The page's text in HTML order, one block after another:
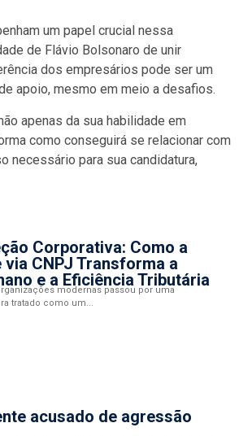
um papel crucial nessa
de Flávio Bolsonaro de unir
dos empresários pode ser um
apoio, mesmo em meio a desafios.
apenas da sua habilidade em
como conseguirá se relacionar com
necessário para sua candidatura,
Corporativa: Como a
CNPJ Transforma a
e a Eficiência Tributária
modernas passou por uma
tratado como um...
acusado de agressão